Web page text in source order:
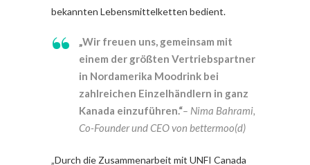
bekannten Lebensmittelketten bedient.
„Wir freuen uns, gemeinsam mit
einem der größten Vertriebspartner
in Nordamerika Moodrink bei
zahlreichen Einzelhändlern in ganz
Kanada einzuführen.“– Nima Bahrami,
Co-Founder und CEO von bettermoo(d)
„Durch die Zusammenarbeit mit UNFI Canada